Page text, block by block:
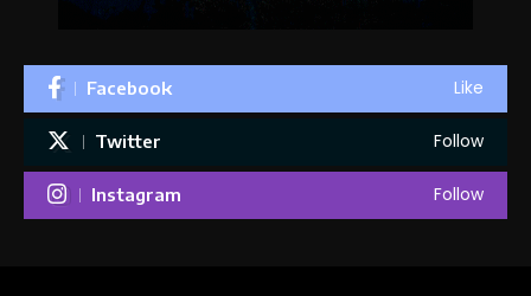
Facebook Like
Twitter Follow
Instagram Follow